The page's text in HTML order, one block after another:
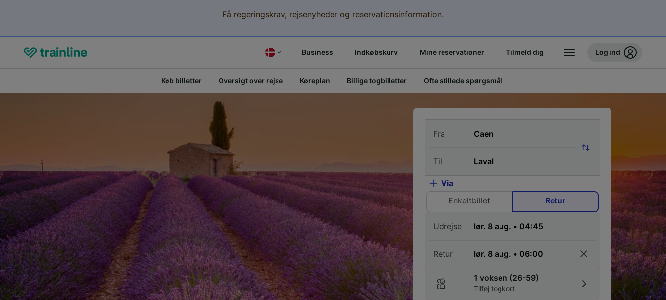
Få regeringskrav, rejsenyheder og reservationsinformation.
Business Indkøbskurv Mine reservationer Tilmeld dig Log ind
Køb billetter Oversigt over rejse Køreplan Billige togbilletter Ofte stillede spørgsmål
Fra
Til
Via
Enkeltbillet
Retur
Udrejse
Retur
1 voksen (26-59)
Tilføj togkort